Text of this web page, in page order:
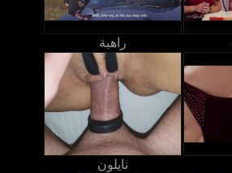
راهبة
نايلون